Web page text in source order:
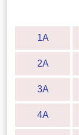
1A
2A
3A
4A